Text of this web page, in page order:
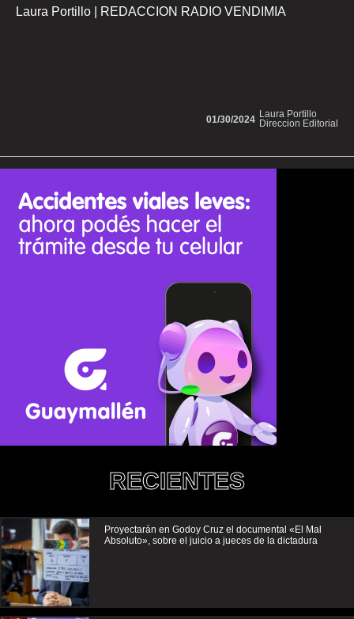
Laura Portillo | REDACCION RADIO VENDIMIA
Laura Portillo
Direccion Editorial
01/30/2024
RECIENTES
Proyectarán en Godoy Cruz el documental «El Mal
Absoluto», sobre el juicio a jueces de la dictadura